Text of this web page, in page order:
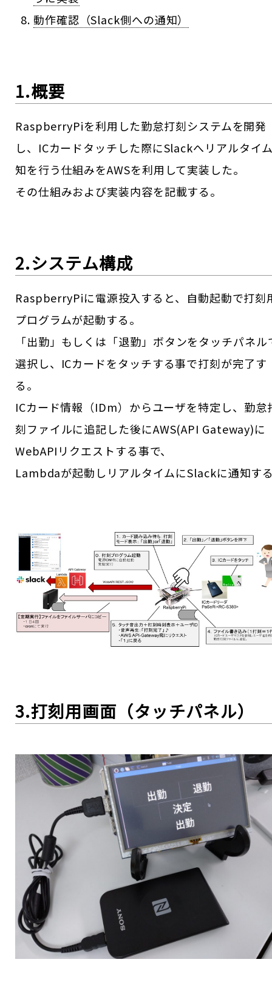
動作確認（Slack側への通知）
1.概要
RaspberryPiを利用した勤怠打刻システムを開発
し、ICカードタッチした際にSlackへリアルタイ
知を行う仕組みをAWSを利用して実装した。
その仕組みおよび実装内容を記載する。
2.システム構成
RaspberryPiに電源投入すると、自動起動で打刻
プログラムが起動する。
「出勤」もしくは「退勤」ボタンをタッチパネル
選択し、ICカードをタッチする事で打刻が完了す
る。
ICカード情報（IDm）からユーザを特定し、勤怠
刻ファイルに追記した後にAWS(API Gateway)に
WebAPIリクエストする事で、
Lambdaが起動しリアルタイムにSlackに通知す
3.打刻用画面（タッチパネル）